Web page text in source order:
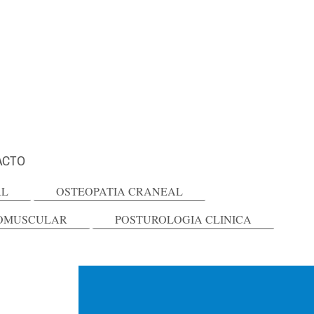
OSTEOPATIA CRANEAL
POSTUROLOGIA CLINICA